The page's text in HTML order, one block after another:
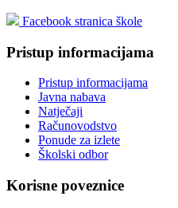
Facebook stranica škole
Pristup informacijama
Pristup informacijama
Javna nabava
Natječaji
Računovodstvo
Ponude za izlete
Školski odbor
Korisne poveznice